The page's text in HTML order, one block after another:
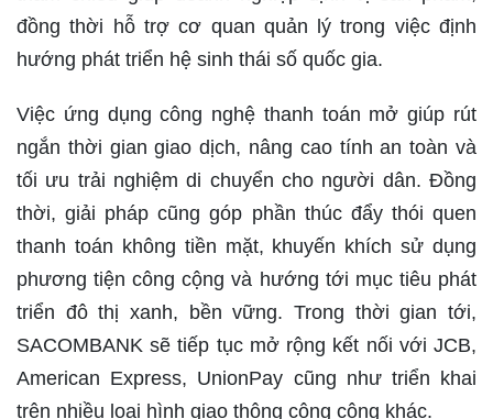
đồng thời hỗ trợ cơ quan quản lý trong việc định
hướng phát triển hệ sinh thái số quốc gia.
Việc ứng dụng công nghệ thanh toán mở giúp rút
ngắn thời gian giao dịch, nâng cao tính an toàn và
tối ưu trải nghiệm di chuyển cho người dân. Đồng
thời, giải pháp cũng góp phần thúc đẩy thói quen
thanh toán không tiền mặt, khuyến khích sử dụng
phương tiện công cộng và hướng tới mục tiêu phát
triển đô thị xanh, bền vững. Trong thời gian tới,
SACOMBANK sẽ tiếp tục mở rộng kết nối với JCB,
American Express, UnionPay cũng như triển khai
trên nhiều loại hình giao thông công cộng khác.